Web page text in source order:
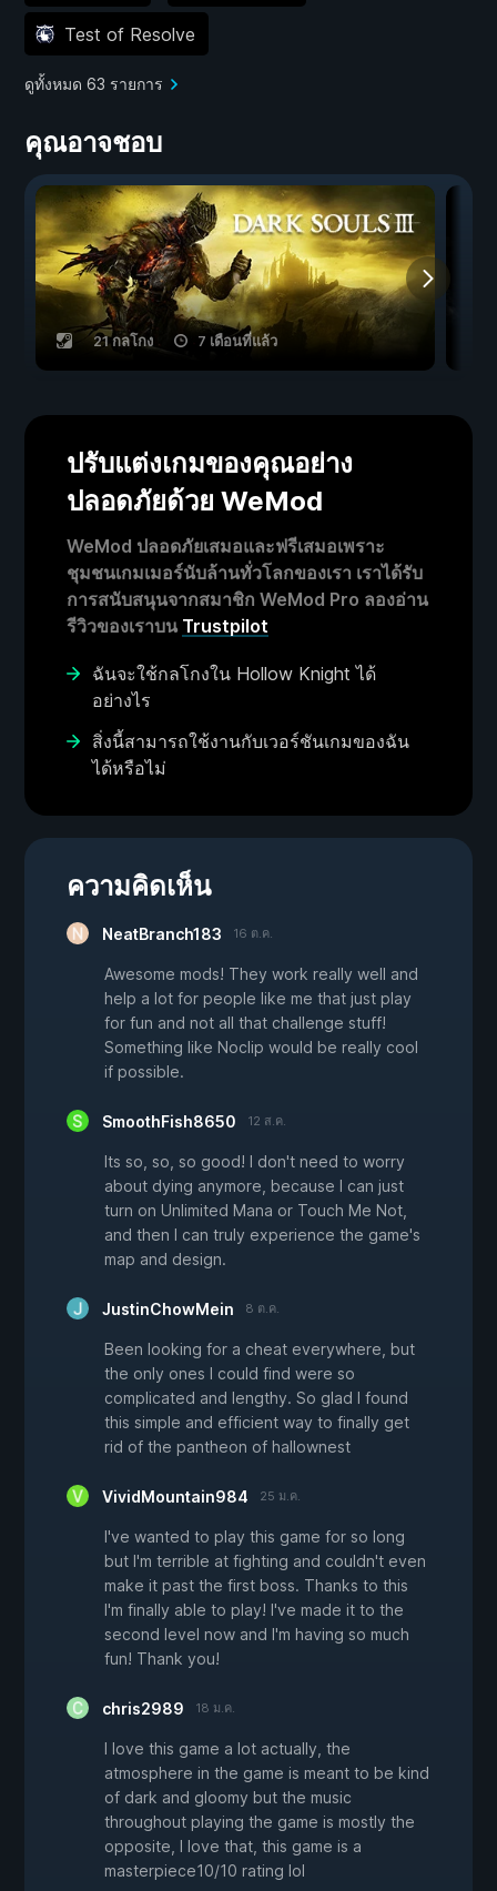
Test of Resolve
ดูทั้งหมด 63 รายการ
คุณอาจชอบ
21 กลโกง 7 เดือนที่แล้ว
ปรับแต่งเกมของคุณอย่าง
ปลอดภัยด้วย WeMod
WeMod ปลอดภัยเสมอและฟรีเสมอเพราะ
ชุมชนเกมเมอร์นับล้านทั่วโลกของเรา เราได้รับ
การสนับสนุนจากสมาชิก WeMod Pro ลองอ่าน
รีวิวของเราบน Trustpilot
ฉันจะใช้กลโกงใน Hollow Knight ได้
อย่างไร
สิ่งนี้สามารถใช้งานกับเวอร์ชันเกมของฉัน
ได้หรือไม่
ความคิดเห็น
NeatBranch183 16 ต.ค.
Awesome mods! They work really well and
help a lot for people like me that just play
for fun and not all that challenge stuff!
Something like Noclip would be really cool
if possible.
SmoothFish8650 12 ส.ค.
Its so, so, so good! I don't need to worry
about dying anymore, because I can just
turn on Unlimited Mana or Touch Me Not,
and then I can truly experience the game's
map and design.
JustinChowMein 8 ต.ค.
Been looking for a cheat everywhere, but
the only ones I could find were so
complicated and lengthy. So glad I found
this simple and efficient way to finally get
rid of the pantheon of hallownest
VividMountain984 25 ม.ค.
I've wanted to play this game for so long
but I'm terrible at fighting and couldn't even
make it past the first boss. Thanks to this
I'm finally able to play! I've made it to the
second level now and I'm having so much
fun! Thank you!
chris2989 18 ม.ค.
I love this game a lot actually, the
atmosphere in the game is meant to be kind
of dark and gloomy but the music
throughout playing the game is mostly the
opposite, I love that, this game is a
masterpiece10/10 rating lol